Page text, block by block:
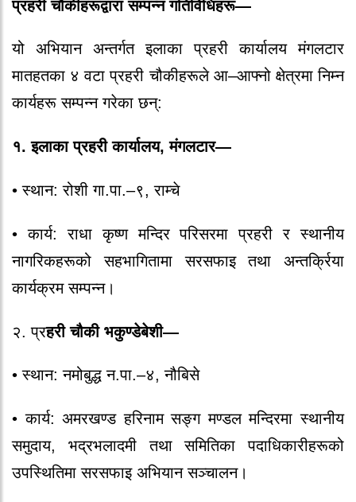
प्रहरी चौकीहरूद्वारा सम्पन्न गतिविधिहरू—
यो अभियान अन्तर्गत इलाका प्रहरी कार्यालय मंगलटार
मातहतका ४ वटा प्रहरी चौकीहरूले आ–आफ्नो क्षेत्रमा निम्न
कार्यहरू सम्पन्न गरेका छन्:
१. इलाका प्रहरी कार्यालय, मंगलटार—
•स्थान: रोशी गा.पा.–९, राम्चे
•कार्य: राधा कृष्ण मन्दिर परिसरमा प्रहरी र स्थानीय
नागरिकहरूको सहभागितामा सरसफाइ तथा अन्तर्क्रिया
कार्यक्रम सम्पन्न।
२. प्रहरी चौकी भकुण्डेबेशी—
•स्थान: नमोबुद्ध न.पा.–४, नौबिसे
•कार्य: अमरखण्ड हरिनाम सङ्ग मण्डल मन्दिरमा स्थानीय
समुदाय, भद्रभलादमी तथा समितिका पदाधिकारीहरूको
उपस्थितिमा सरसफाइ अभियान सञ्चालन।